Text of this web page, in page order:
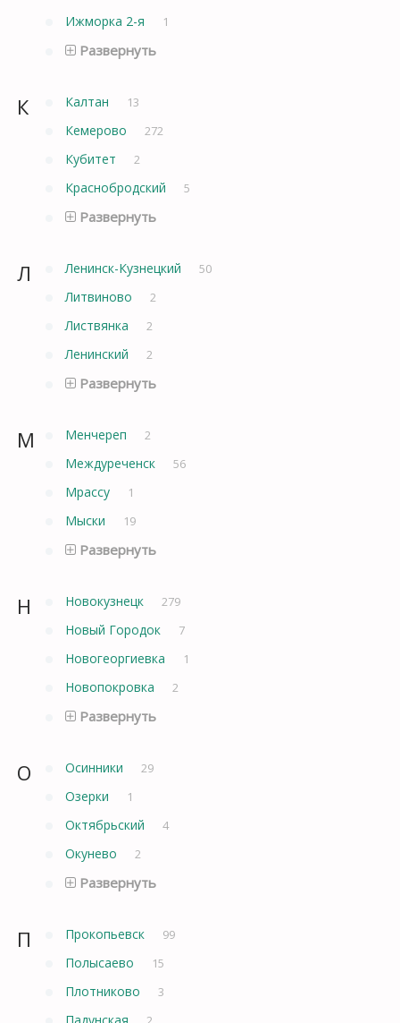
Ижморка 2-я 1
Развернуть
К Калтан 13
Кемерово 272
Кубитет 2
Краснобродский 5
Развернуть
Л Ленинск-Кузнецкий 50
Литвиново 2
Листвянка 2
Ленинский 2
Развернуть
М Менчереп 2
Междуреченск 56
Мрассу 1
Мыски 19
Развернуть
Н Новокузнецк 279
Новый Городок 7
Новогеоргиевка 1
Новопокровка 2
Развернуть
О Осинники 29
Озерки 1
Октябрьский 4
Окунево 2
Развернуть
П Прокопьевск 99
Полысаево 15
Плотниково 3
Падунская